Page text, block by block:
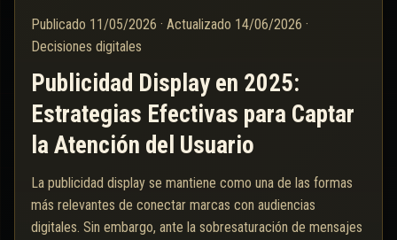
Publicado 11/05/2026 · Actualizado 14/06/2026 ·
Decisiones digitales
Publicidad Display en 2025:
Estrategias Efectivas para Captar
la Atención del Usuario
La publicidad display se mantiene como una de las formas
más relevantes de conectar marcas con audiencias
digitales. Sin embargo, ante la sobresaturación de mensajes